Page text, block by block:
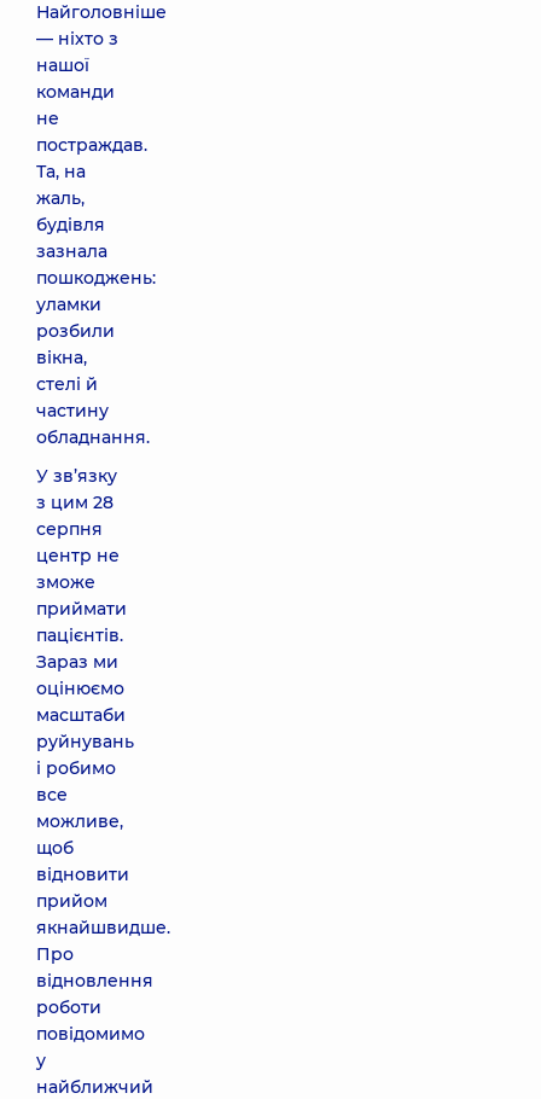
Найголовніше
— ніхто з
нашої
команди
не
постраждав.
Та, на
жаль,
будівля
зазнала
пошкоджень:
уламки
розбили
вікна,
стелі й
частину
обладнання.
У зв’язку
з цим 28
серпня
центр не
зможе
приймати
пацієнтів.
Зараз ми
оцінюємо
масштаби
руйнувань
і робимо
все
можливе,
щоб
відновити
прийом
якнайшвидше.
Про
відновлення
роботи
повідомимо
у
найближчий